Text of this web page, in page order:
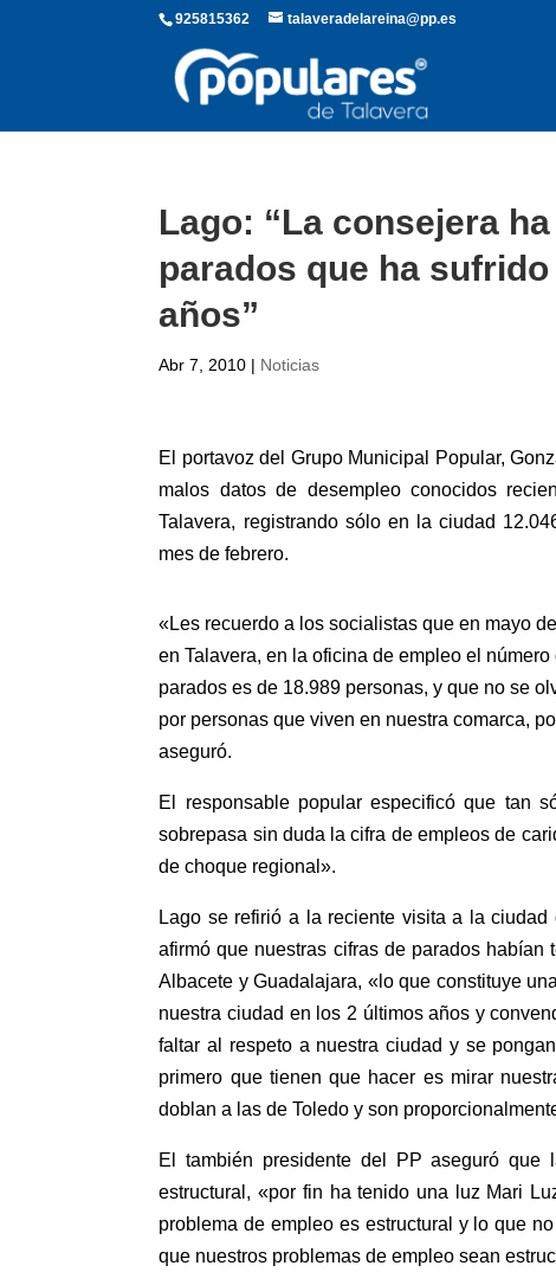
925815362 talaveradelareina@pp.es
Lago: “La consejera
parados que ha
años”
Abr 7, 2010 | Noticias
El portavoz del Grupo Municipal Popular,
malos datos de desempleo conocidos
Talavera, registrando sólo en la ciudad
mes de febrero.
«Les recuerdo a los socialistas que en mayo
en Talavera, en la oficina de empleo el
parados es de 18.989 personas, y que no se
por personas que viven en nuestra comarca,
aseguró.
El responsable popular especificó que tan
sobrepasa sin duda la cifra de empleos de
de choque regional».
Lago se refirió a la reciente visita a la
afirmó que nuestras cifras de parados habían
Albacete y Guadalajara, «lo que constituye
nuestra ciudad en los 2 últimos años y
faltar al respeto a nuestra ciudad y se
primero que tienen que hacer es mirar
doblan a las de Toledo y son
El también presidente del PP aseguró
estructural, «por fin ha tenido una luz Mari
problema de empleo es estructural y lo que
que nuestros problemas de empleo sean